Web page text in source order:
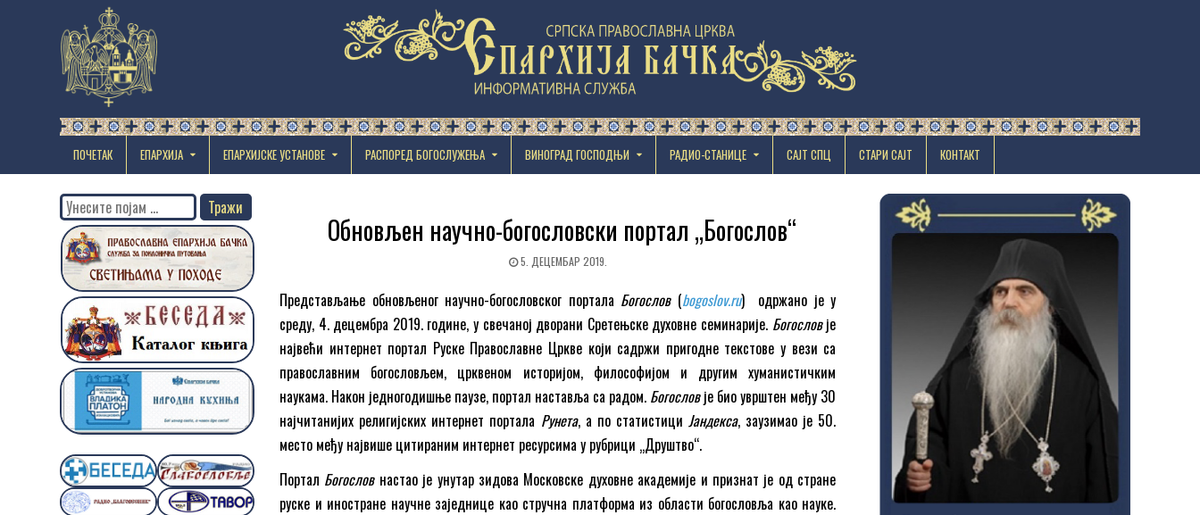
ПОЧЕТАК ЕПАРХИЈА EПАРХИЈСКЕ УСТАНОВЕ РАСПОРЕД БОГОСЛУЖЕЊА ВИНОГРАД ГОСПОДЊИ РАДИО-СТАНИЦЕ САЈТ СПЦ СТАРИ САЈТ КОНТАКТ
Обновљен научно-богословски портал „Богослов“
5. ДЕЦЕМБАР 2019.
Представљање обновљеног научно-богословског портала Богослов (bogoslov.ru) одржано је у
среду, 4. децембра 2019. године, у свечаној дворани Сретењске духовне семинарије. Богословје
највећи интернет портал Руске Православне Цркве који садржи пригодне текстове у вези са
православним богословљем, црквеном историјом, философијом и другим хуманистичким
наукама. Након једногодишње паузе, портал наставља са радом. Богословје био уврштен међу 30
најчитанијих религијских интернет портала Рунета, а по статистици Јандекса, заузимао је 50.
место међу највише цитираним интернет ресурсима у рубрици „Друштво“.
Портал Богослов настао је унутар зидова Московске духовне академије и признат је од стране
руске и иностране научне заједнице као стручна платформа из области богословља као науке.
Search
for: